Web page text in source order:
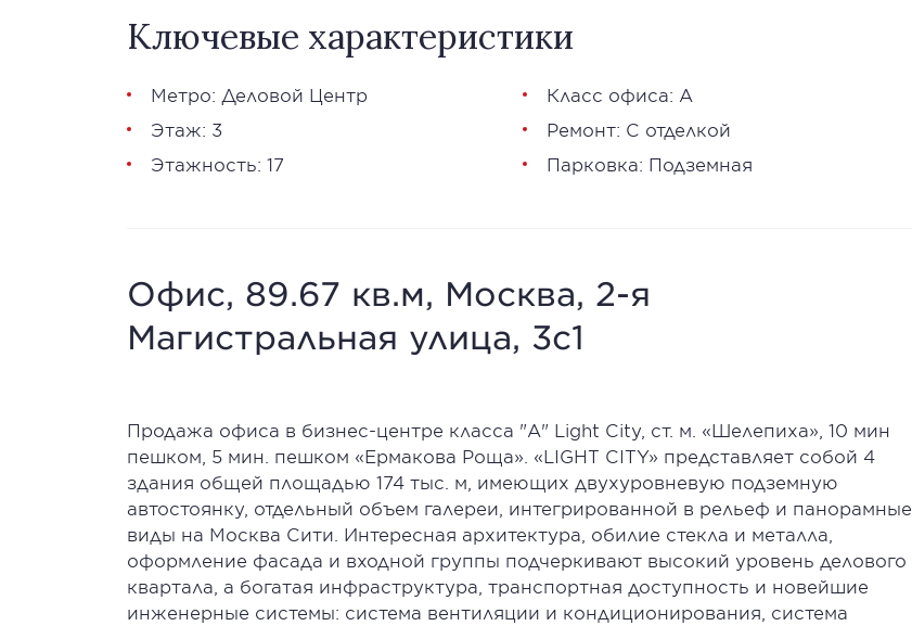
Ключевые характеристики
Метро: Деловой Центр
Этаж: 3
Этажность: 17
Класс офиса: А
Ремонт: С отделкой
Парковка: Подземная
Офис, 89.67 кв.м, Москва, 2-я
Магистральная улица, 3с1
Продажа офиса в бизнес-центре класса "А" Light City, cт. м. «Шелепиха», 10 мин
пешком, 5 мин. пешком «Ермакова Роща». «LIGHT CITY» представляет собой 4
здания общей площадью 174 тыс. м, имеющих двухуровневую подземную
автостоянку, отдельный объем галереи, интегрированной в рельеф и панорамные
виды на Москва Сити. Интересная архитектура, обилие стекла и металла,
оформление фасада и входной группы подчеркивают высокий уровень делового
квартала, а богатая инфраструктура, транспортная доступность и новейшие
инженерные системы: система вентиляции и кондиционирования, система